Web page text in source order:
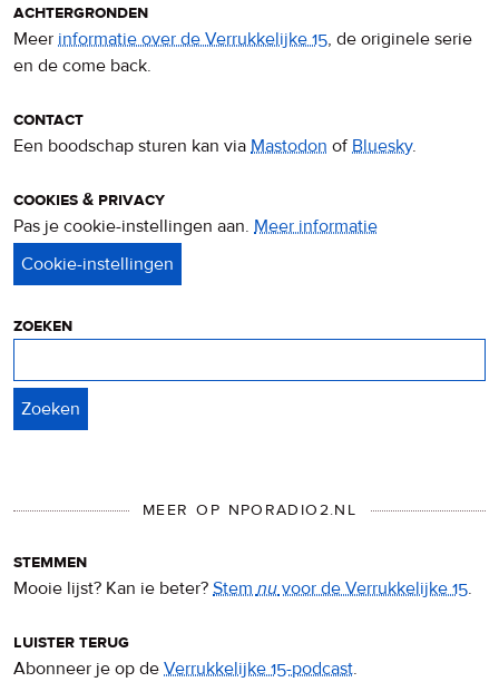
achtergronden
Meer informatie over de Verrukkelijke 15, de originele serie
en de come back.
contact
Een boodschap sturen kan via Mastodon ofBluesky.
cookies & privacy
Pas je cookie-instellingen aan. Meer informatie
zoeken
MEER OP NPORADIO2.NL
stemmen
Mooie lijst? Kan ie beter? Stemnuvoor de Verrukkelijke 15.
luister terug
Abonneer je op de Verrukkelijke 15-podcast.